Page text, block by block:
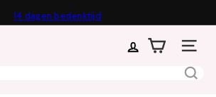
Diavoorstelling
14 dagen bedenktijd
of in termijnen betalen mogelijk